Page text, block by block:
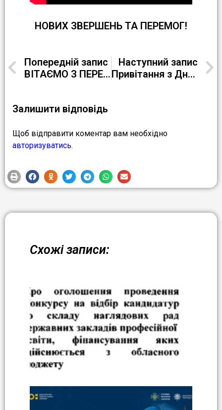
НОВИХ ЗВЕРШЕНЬ ТА ПЕРЕМОГ!
Попередній запис
ВІТАЄМО З ПЕРЕМОГОЮ!!! Звання Лауреата І ступеня Міжнародного дистанційного фестивалю-конкурсу «БАЛТІЙСЬКИЙ БРИЗ»
Наступний запис
Привітання з Днем вишиванки від учнів та педагогів відділення №1 РЦ ПТО № 1 м. Кременчука
Залишити відповідь
Щоб відправити коментар вам необхідно
авторизуватись.
Схожі записи: